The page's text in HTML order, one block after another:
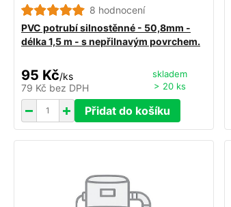
8 hodnocení
PVC potrubí silnostěnné - 50,8mm -
délka 1,5 m - s nepřilnavým povrchem.
95 Kč/ks
79 Kč bez DPH
skladem
> 20 ks
Přidat do košíku